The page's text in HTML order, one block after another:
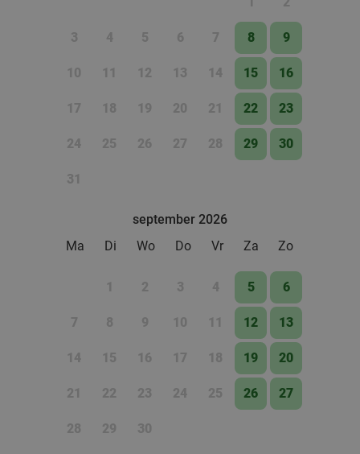
3 4 5 6 7 8 9
10 11 12 13 14 15 16
17 18 19 20 21 22 23
24 25 26 27 28 29 30
31
september 2026
Ma
Di Wo Do Vr Za Zo
1 2 3 4 5 6
7 8 9 10 11 12 13
14 15 16 17 18 19 20
21 22 23 24 25 26 27
28 29 30